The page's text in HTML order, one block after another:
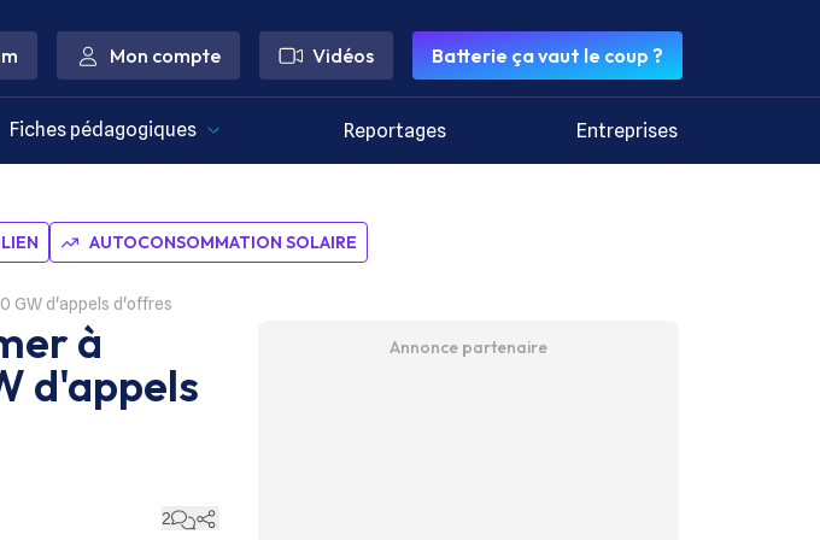
Mon compte Vidéos Batterie ça vaut le coup ?
Fiches pédagogiques Reportages Entreprises
AUTOCONSOMMATION SOLAIRE
GW d'appels d'offres
à
d'appels
2
Annonce partenaire